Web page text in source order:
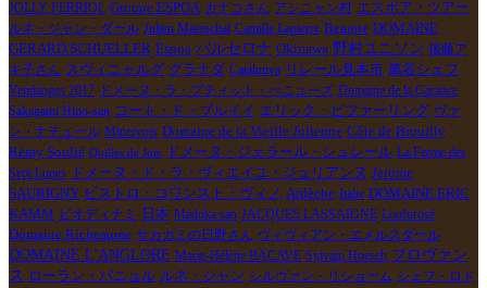
JOLLY FERRIOL Groupe ESPOA カナコさん アシニャン村 エスポア・ツアー
ルネ・ジャン・ダール Julien Mareschal Camille Lapierre Beaune DOMAINE
GERARD SCHUELLER Espoa バルセロナ Okinawa 野村ユニソン 後藤ア
キ子さん スヴィニャルグ グラナダ Catalunya リレール見本市 萬谷シェフ
Vendanges 2017 ドメーヌ・ラ・プティット・べニューズ Domaine de la Garance
Sakagami Hino-san コート・ド・ブルイイ エリック・ピファーリング ヴァ
ン・ナチュール Minervois Domaine de la Vieille Julienne Côte de Brouilly
Rémy Soulié Quilles de Joie ドメーヌ・ジェラール・シュレール La Ferme des
Sept Lunes
ドメーヌ・ド・ラ・ヴィエイユ・ジュリアンヌ Jerome
SAURIGNY ビストロ・コワンスト・ヴィノ Ardèche Italie DOMAINE ERIC
KAMM ビオディナミ 日本 Madoka san JACQUES LASSAIGNE Louforosé
Domaine Richeaume サカガミの日野さん ヴィヴィアン・エメルスダール
DOMAINE L'ANGLORE Marie-Hélène BACAVE Sylvain Hoesch プロヴァン
ス ローラン・バニョル ルネ・ジャン シルヴァン・リショーム シェフ・ロド